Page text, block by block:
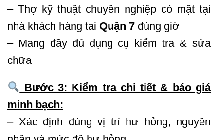
– Thợ kỹ thuật chuyên nghiệp có mặt tại
nhà khách hàng tại Quận 7 đúng giờ
– Mang đầy đủ dụng cụ kiểm tra & sửa
chữa
Bước 3: Kiểm tra chi tiết & báo giá
minh bạch:
– Xác định đúng vị trí hư hỏng, nguyên